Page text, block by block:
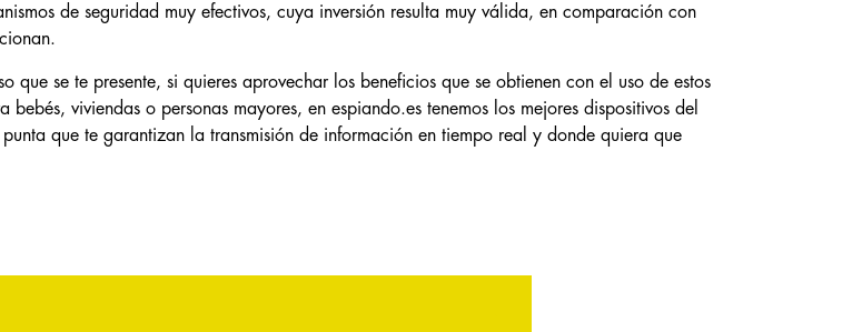
de seguridad muy efectivos, cuya inversión resulta muy válida, en comparación con
que se te presente, si quieres aprovechar los beneficios que se obtienen con el uso de estos
viviendas o personas mayores, en espiando.es tenemos los mejores dispositivos del
que te garantizan la transmisión de información en tiempo real y donde quiera que